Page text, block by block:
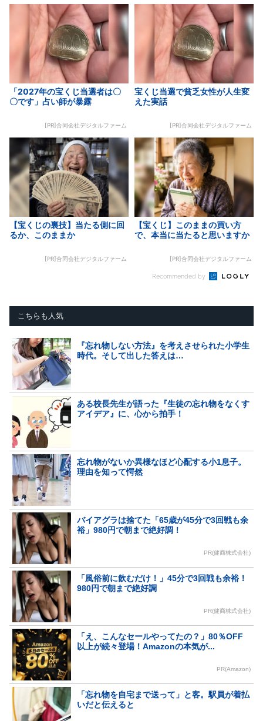
「2027年の宝くじ当選者は〇
〇です」占い師が暴露
[PR]合同会社デジタルファーム
宝くじ当選で貧乏女性が人生変
えた実話
[PR]合同会社デジタルファーム
【宝くじの裏技】当たる側に回
るか、このままか
[PR]合同会社デジタルファーム
【宝くじ】このままの買い方
で、本当に当たると思いますか
[PR]合同会社デジタルファーム
Recommended by
こちらも人気
『忘れ物しない方法』を考えさせられた小学生
時代。そして出した答えは…
ある校長先生が語った『生徒の忘れ物をなくす
アイデア』に、心から拍手！
忘れ物がないか異様なほど心配する小1息子。
理由を知って愕然
バイアグラは捨てた「65歳が45分で3回戦も余
裕」980円で朝まで絶好調！
PR(健商株式会社)
「風俗前に飲むだけ！」45分で3回戦も余裕！
980円で朝まで絶好調
PR(健商株式会社)
「え、こんなセールやってたの？」80％OFF
以上が続々登場！Amazonの本気が...
PR(Amazon)
「忘れ物を自宅まで送って」と客。駅員が着払
いだと伝えると